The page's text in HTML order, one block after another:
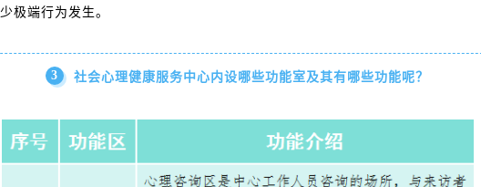
极端行为发生。
3 社会心理健康服务中心内设哪些功能室及其有哪些功能呢？